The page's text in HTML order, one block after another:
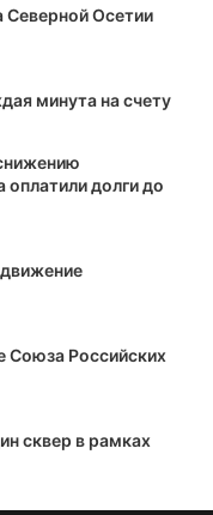
Северной Осетии
минута на счету
оплатили долги до
Союза Российских
сквер в рамках